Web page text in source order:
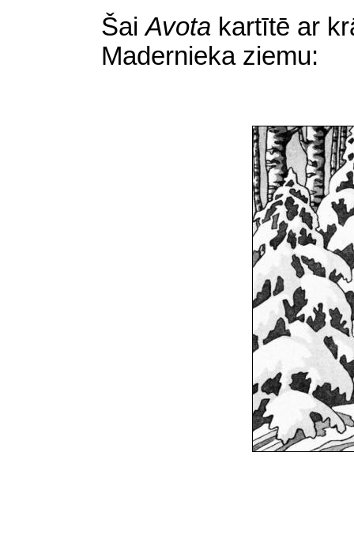
ŠaiAvota kartītē ar
Madernieka ziemu: